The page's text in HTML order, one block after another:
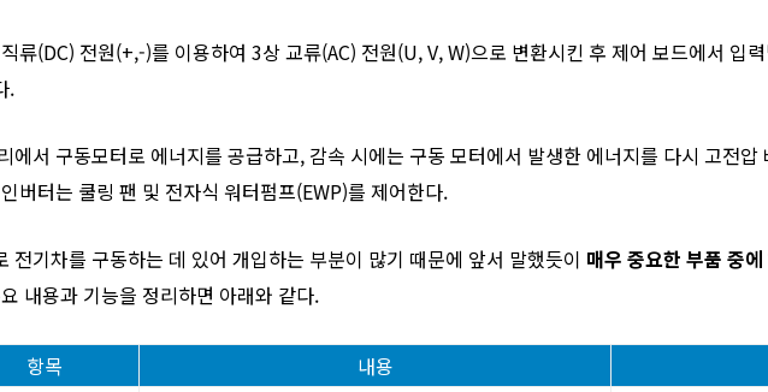
류(DC) 전원(+,-)를 이용하여 3상 교류(AC) 전원(U, V, W)으로 변환시킨 후 제어 보드에서 입
.
에서 구동모터로 에너지를 공급하고, 감속 시에는 구동 모터에서 발생한 에너지를 다시 고전
버터는 쿨링 팬 및 전자식 워터펌프(EWP)를 제어한다.
전기차를 구동하는 데 있어 개입하는 부분이 많기 때문에 앞서 말했듯이 매우 중요한 부품 중
내용과 기능을 정리하면 아래와 같다.
항목 내용